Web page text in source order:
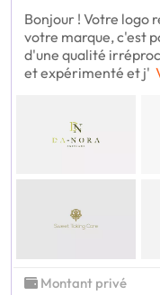
Bonjour ! Votre logo
votre marque, c'est
d'une qualité
et expérimenté et j'
Montant privé